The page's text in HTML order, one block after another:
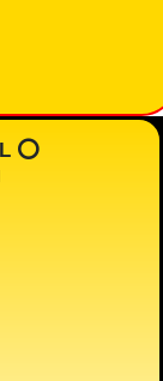
⭕️